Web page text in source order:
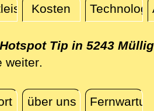
Kosten
Hotspot Tip in 5243
weiterdirekt vor Ort in
.
über uns